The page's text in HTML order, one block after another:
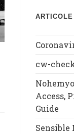
cw-
Access,
Guide
Sensible